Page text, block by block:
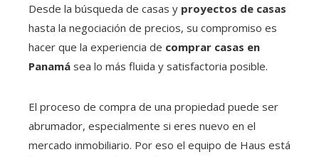
Desde la búsqueda de casas y proyectos de casas
hasta la negociación de precios, su compromiso es
hacer que la experiencia de comprar casas en
Panamá sea lo más fluida y satisfactoria posible.
El proceso de compra de una propiedad puede ser
abrumador, especialmente si eres nuevo en el
mercado inmobiliario. Por eso el equipo de Haus está